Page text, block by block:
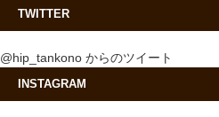
TWITTER
@hip_tankono からのツイート
INSTAGRAM